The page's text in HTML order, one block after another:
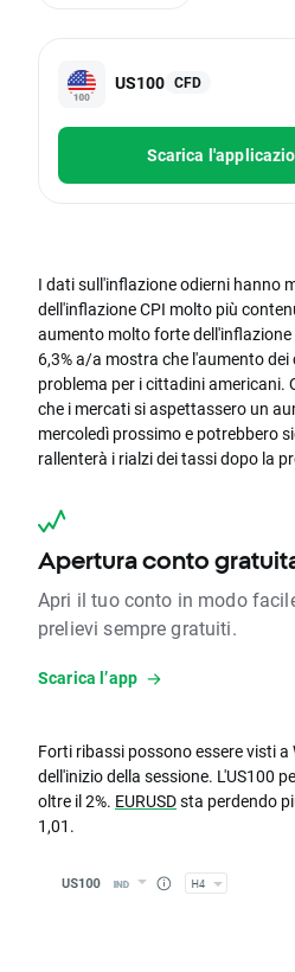
US100 CFD
Scarica
I dati sull'inflazione odierni hanno
dell'inflazione CPI molto più
aumento molto forte dell'inflazione
6,3% a/a mostra che l'aumento
problema per i cittadini
che i mercati si aspettassero un
mercoledì prossimo e potrebbero
rallenterà i rialzi dei tassi dopo la
Apertura conto
Apri il tuo conto in modo
prelievi sempre gratuiti.
Scarica l’app
Forti ribassi possono essere visti
dell'inizio della sessione. L'US100
oltre il 2%. EURUSDsta perdendo
1,01.